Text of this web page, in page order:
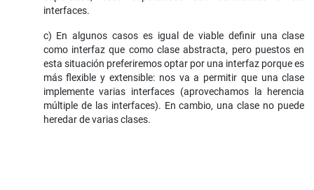
interfaces.
c) En algunos casos es igual de viable definir una clase
como interfaz que como clase abstracta, pero puestos en
esta situación preferiremos optar por una interfaz porque es
más flexible y extensible: nos va a permitir que una clase
implemente varias interfaces (aprovechamos la herencia
múltiple de las interfaces). En cambio, una clase no puede
heredar de varias clases.